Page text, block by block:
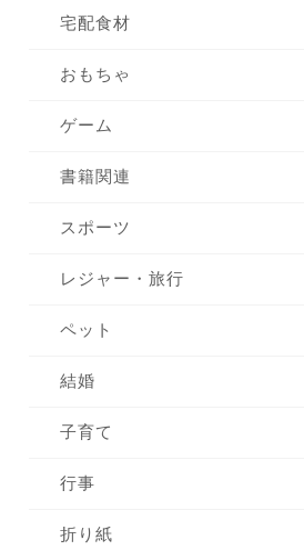
宅配食材
おもちゃ
ゲーム
書籍関連
スポーツ
レジャー・旅行
ペット
結婚
子育て
行事
折り紙